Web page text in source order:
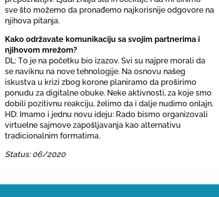
sve što možemo da pronađemo najkorisnije odgovore na
njihova pitanja.
Kako održavate komunikaciju sa svojim partnerima i
njihovom mrežom?
DL: Тo je na početku bio izazov. Svi su najpre morali da
se naviknu na nove tehnologije. Na osnovu našeg
iskustva u krizi zbog korone planiramo da proširimo
ponudu za digitalne obuke. Neke aktivnosti, za koje smo
dobili pozitivnu reakciju, želimo da i dalje nudimo onlajn.
HD: Imamo i jednu novu ideju: Rado bismo organizovali
virtuelne sajmove zapošljavanja kao alternativu
tradicionalnim formatima.
Status: 06/2020